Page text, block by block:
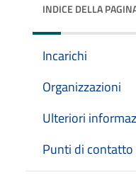
INDICE DELLA
Incarichi
Organizzazioni
Ulteriori
Punti di contatto